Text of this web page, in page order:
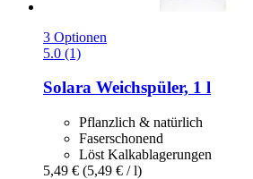
3 Optionen
5.0 (1)
Solara Weichspüler, 1 l
Pflanzlich & natürlich
Faserschonend
Löst Kalkablagerungen
5,49 € (5,49 € / l)